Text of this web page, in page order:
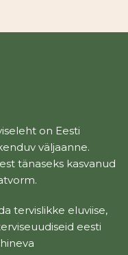
on Eesti
väljaanne.
tänaseks kasvanud
tervislikke eluviise,
eesti